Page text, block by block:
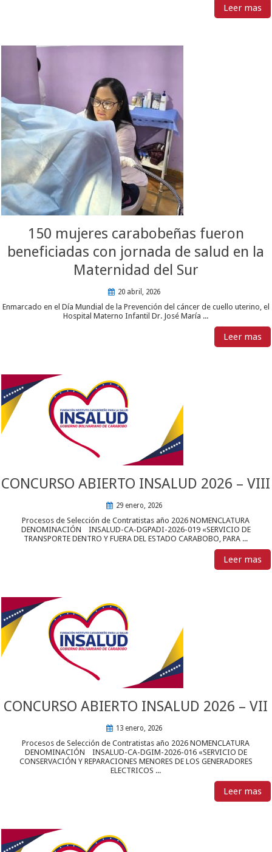
Leer mas
150 mujeres carabobeñas fueron
beneficiadas con jornada de salud en la
Maternidad del Sur
20 abril, 2026
Enmarcado en el Día Mundial de la Prevención del cáncer de cuello uterino, el
Hospital Materno Infantil Dr. José María ...
Leer mas
CONCURSO ABIERTO INSALUD 2026 – VIII
29 enero, 2026
Procesos de Selección de Contratistas año 2026 NOMENCLATURA
DENOMINACIÓN INSALUD-CA-DGPADI-2026-019 «SERVICIO DE
TRANSPORTE DENTRO Y FUERA DEL ESTADO CARABOBO, PARA ...
Leer mas
CONCURSO ABIERTO INSALUD 2026 – VII
13 enero, 2026
Procesos de Selección de Contratistas año 2026 NOMENCLATURA
DENOMINACIÓN INSALUD-CA-DGIM-2026-016 «SERVICIO DE
CONSERVACIÓN Y REPARACIONES MENORES DE LOS GENERADORES
ELECTRICOS ...
Leer mas